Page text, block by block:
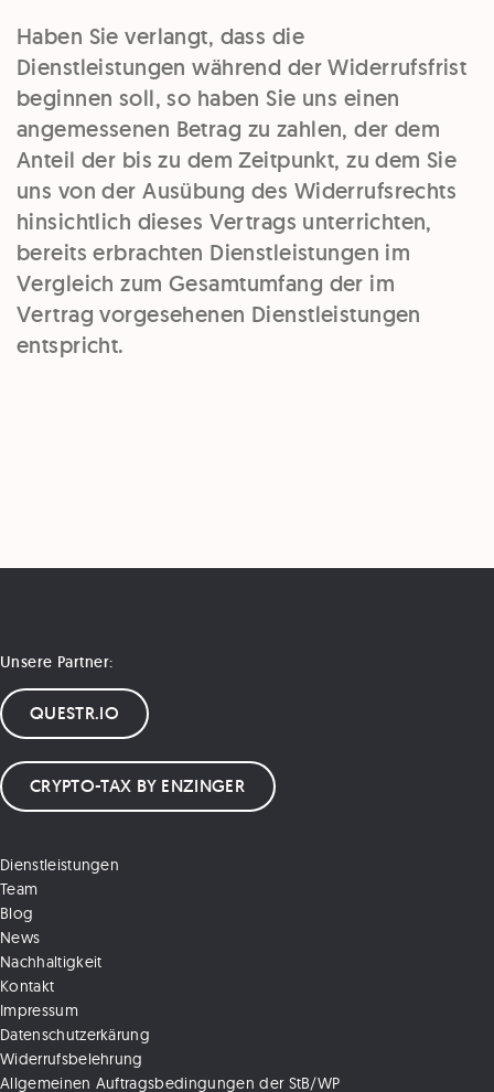
Haben Sie verlangt, dass die
Dienstleistungen während der Widerrufsfrist
beginnen soll, so haben Sie uns einen
angemessenen Betrag zu zahlen, der dem
Anteil der bis zu dem Zeitpunkt, zu dem Sie
uns von der Ausübung des Widerrufsrechts
hinsichtlich dieses Vertrags unterrichten,
bereits erbrachten Dienstleistungen im
Vergleich zum Gesamtumfang der im
Vertrag vorgesehenen Dienstleistungen
entspricht.
Dienstleistungen
Team
Blog
News
Nachhaltigkeit
Kontakt
Impressum
Datenschutzerkärung
Widerrufsbelehrung
Allgemeinen Auftragsbedingungen der StB/WP
Unsere Partner:
QUESTR.IO
CRYPTO-TAX BY ENZINGER